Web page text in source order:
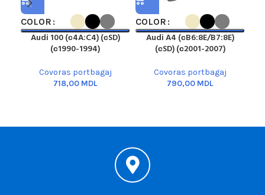
COLOR
Audi 100 (с4A:C4) (сSD)
(с1990-1994)
Covoras portbagaj
MDL
COLOR
Audi A4 (сB6:8E/B7:8E)
(сSD) (с2001-2007)
Covoras portbagaj
MDL